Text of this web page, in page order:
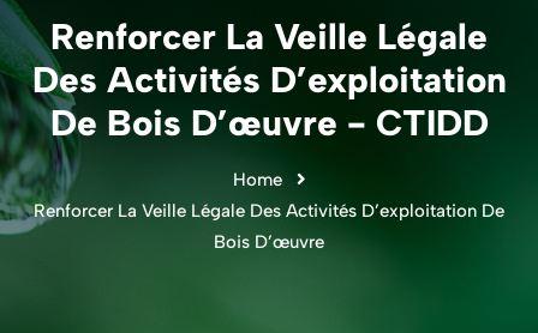
Renforcer La Veille Légale
Des Activités D’exploitation
De Bois D’œuvre - CTIDD
Home
Renforcer La Veille Légale Des Activités D’exploitation De
Bois D’œuvre